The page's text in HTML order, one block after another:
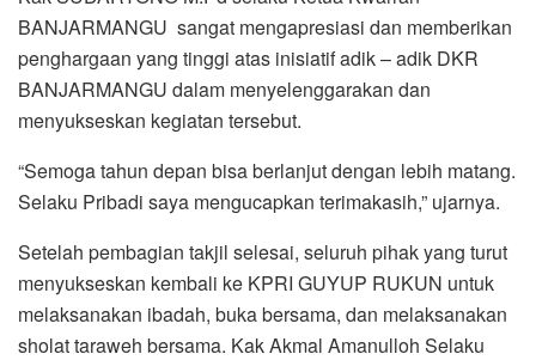
BANJARMANGU sangat mengapresiasi dan memberikan
penghargaan yang tinggi atas inisiatif adik – adik DKR
BANJARMANGU dalam menyelenggarakan dan
menyukseskan kegiatan tersebut.
“Semoga tahun depan bisa berlanjut dengan lebih matang.
Selaku Pribadi saya mengucapkan terimakasih,” ujarnya.
Setelah pembagian takjil selesai, seluruh pihak yang turut
menyukseskan kembali ke KPRI GUYUP RUKUN untuk
melaksanakan ibadah, buka bersama, dan melaksanakan
sholat taraweh bersama. Kak Akmal Amanulloh Selaku